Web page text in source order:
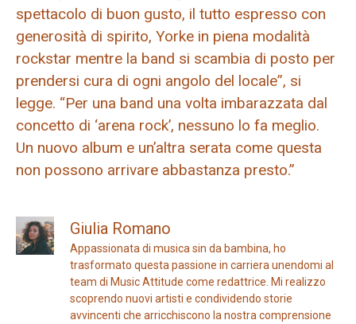
spettacolo di buon gusto, il tutto espresso con
generosità di spirito, Yorke in piena modalità
rockstar mentre la band si scambia di posto per
prendersi cura di ogni angolo del locale”, si
legge. “Per una band una volta imbarazzata dal
concetto di ‘arena rock’, nessuno lo fa meglio.
Un nuovo album e un’altra serata come questa
non possono arrivare abbastanza presto.”
Giulia Romano
Appassionata di musica sin da bambina, ho
trasformato questa passione in carriera unendomi al
team di Music Attitude come redattrice. Mi realizzo
scoprendo nuovi artisti e condividendo storie
avvincenti che arricchiscono la nostra comprensione